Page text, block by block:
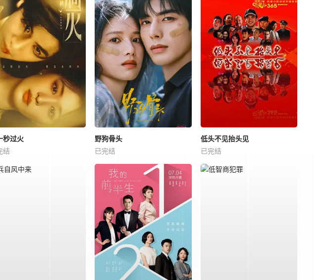
秒过火
结
野狗骨头
已完结
低头不见抬头见
已完结